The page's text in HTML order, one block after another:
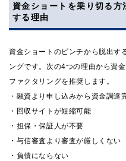
資金ショートを乗り切る
する理由
資金ショートのピンチから脱出す
ングです。次の4つの理由から資
ファクタリングを推奨します。
・融資より申し込みから資金調達
・回収サイトが短縮可能
・担保・保証人が不要
・与信審査より審査が厳しくない
・負債にならない